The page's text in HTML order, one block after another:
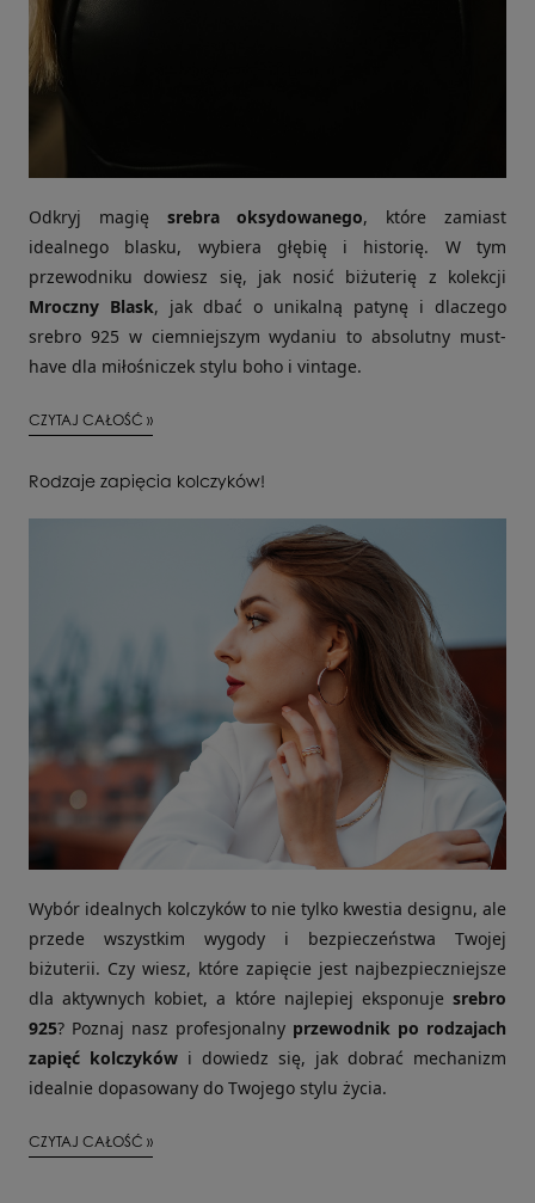
Odkryj magię srebra oksydowanego, które zamiast
idealnego blasku, wybiera głębię i historię. W tym
przewodniku dowiesz się, jak nosić biżuterię z kolekcji
Mroczny Blask, jak dbać o unikalną patynę i dlaczego
srebro 925 w ciemniejszym wydaniu to absolutny must-
have dla miłośniczek stylu boho i vintage.
CZYTAJ CAŁOŚĆ »
Rodzaje zapięcia kolczyków!
Wybór idealnych kolczyków to nie tylko kwestia designu, ale
przede wszystkim wygody i bezpieczeństwa Twojej
biżuterii. Czy wiesz, które zapięcie jest najbezpieczniejsze
dla aktywnych kobiet, a które najlepiej eksponuje srebro
925? Poznaj nasz profesjonalny przewodnik po rodzajach
zapięć kolczyków i dowiedz się, jak dobrać mechanizm
idealnie dopasowany do Twojego stylu życia.
CZYTAJ CAŁOŚĆ »